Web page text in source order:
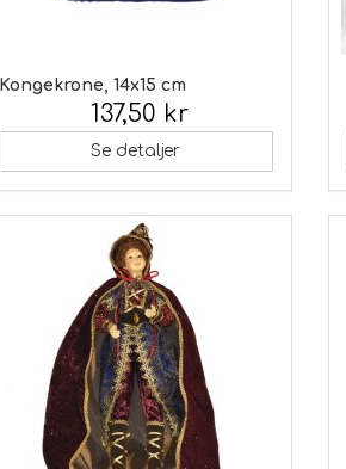
Kongekrone, 14x15 cm
137,50 kr
Se detaljer